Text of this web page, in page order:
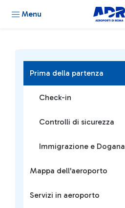
Menu
Prima della partenza
Check-in
Controlli di sicurezza
Immigrazione e Dogana
Mappa dell'aeroporto
Servizi in aeroporto